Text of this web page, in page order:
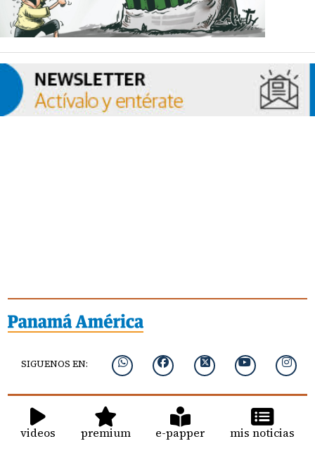
SIGUENOS EN:
videos premium e-papper mis noticias